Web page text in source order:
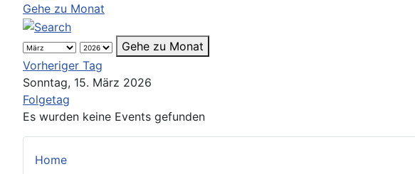
Home
Gehe zu Monat
Gehe zu Monat
Vorheriger Tag
Sonntag, 15. März 2026
Folgetag
Es wurden keine Events gefunden